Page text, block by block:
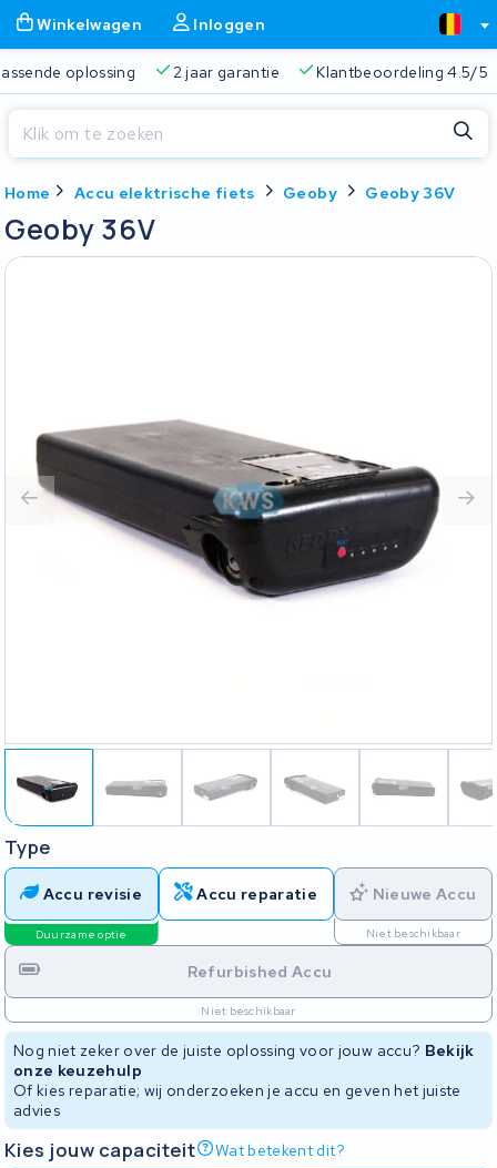
Winkelwagen Inloggen
passende oplossing 2 jaar garantie Klantbeoordeling
Home Accu elektrische fiets Geoby Geoby 36V
Geoby 36V
Type
Accu revisie
Duurzame optie
Accu reparatie Nieuwe Accu
Niet beschikbaar
Refurbished Accu
Niet beschikbaar
Nog niet zeker over de juiste oplossing voor jouw accu? Bekijk
onze keuzehulp
Of kies reparatie; wij onderzoeken je accu en geven het juiste
advies
Kies jouw capaciteit Wat betekent dit?
Sluiten
Begin te typen in de zoekbalk om te zoeken